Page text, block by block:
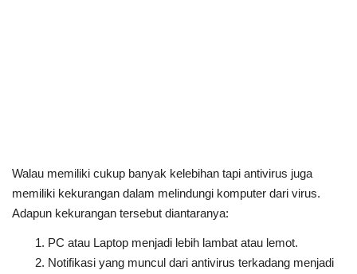
Walau memiliki cukup banyak kelebihan tapi antivirus juga
memiliki kekurangan dalam melindungi komputer dari virus.
Adapun kekurangan tersebut diantaranya:
PC atau Laptop menjadi lebih lambat atau lemot.
Notifikasi yang muncul dari antivirus terkadang menjadi